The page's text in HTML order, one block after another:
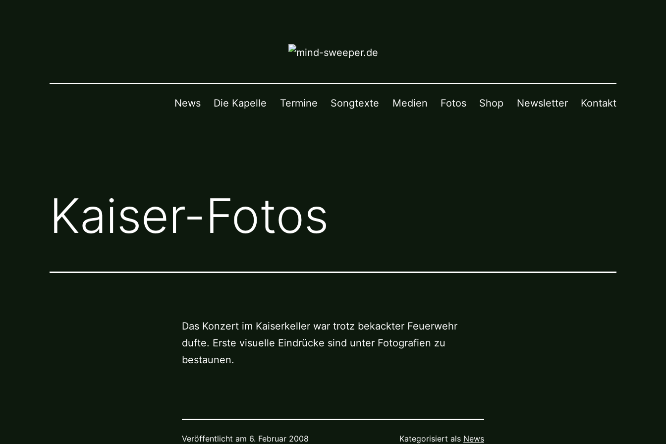
News Die Kapelle Termine Songtexte Medien Fotos Shop Newsletter Kontakt
Kaiser-Fotos
Das Konzert im Kaiserkeller war trotz bekackter Feuerwehr
dufte. Erste visuelle Eindrücke sind unter Fotografien zu
bestaunen.
Veröffentlicht am 6. Februar 2008
Kategorisiert als News